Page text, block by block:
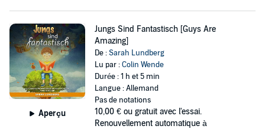
Aperçu
Jungs Sind Fantastisch [Guys Are
Amazing]
De :Sarah Lundberg
Lu par :Colin Wende
Durée : 1 h et 5 min
Langue : Allemand
Pas de notations
10,00 € ou gratuit avec l'essai.
Renouvellement automatique à